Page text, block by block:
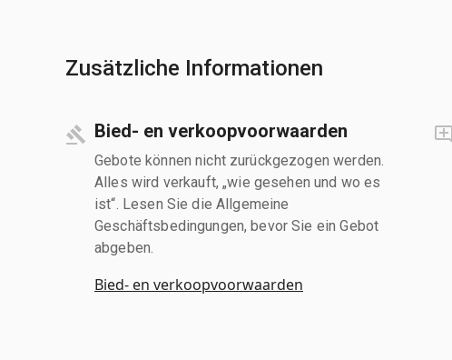
Zusätzliche Informationen
Bied- en verkoopvoorwaarden
Gebote können nicht zurückgezogen werden.
Alles wird verkauft, „wie gesehen und wo es
ist“. Lesen Sie die Allgemeine
Geschäftsbedingungen, bevor Sie ein Gebot
abgeben.
Bied- en verkoopvoorwaarden